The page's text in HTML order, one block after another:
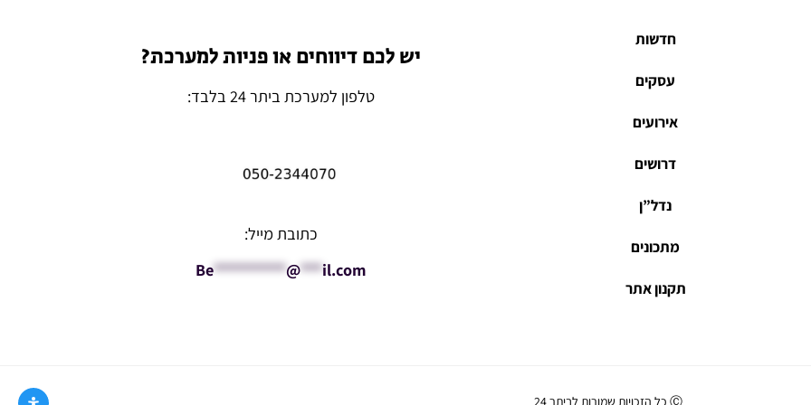
חדשות
עסקים
אירועים
דרושים
נדל”ן
מתכונים
תקנון אתר
יש לכם דיווחים או פניות למערכת?
טלפון למערכת ביתר 24 בלבד:
כתובת מייל:
Be**********@***il.com
Ⓒ כל הזכויות שמורות לביתר 24